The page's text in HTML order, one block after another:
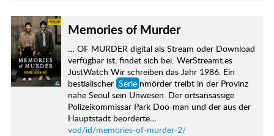
Memories of Murder
… OF MURDER digital als Stream oder Download
verfügbar ist, findet sich bei: WerStreamt.es
JustWatch Wir schreiben das Jahr 1986. Ein
bestialischer Serie nmörder treibt in der Provinz
nahe Seoul sein Unwesen. Der ortsansässige
Polizeikommissar Park Doo-man und der aus der
Hauptstadt beorderte…
vod/id/memories-of-murder-2/